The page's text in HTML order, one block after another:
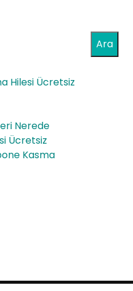
timi
zas
Ara
Hilesi Ücretsiz
Nerede
Ücretsiz
Kasma